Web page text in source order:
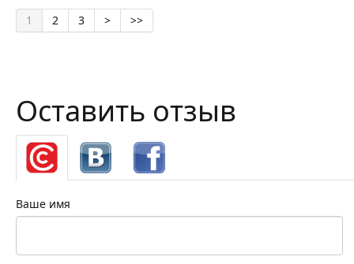
1 2 3 > >>
Оставить отзыв
Ваше имя